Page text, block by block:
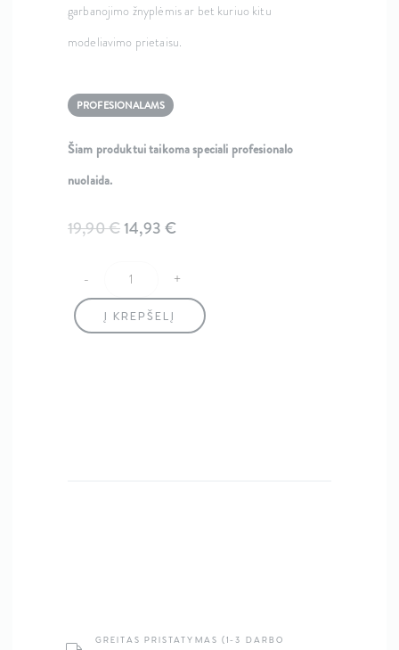
garbanojimo žnyplėmis ar bet kuriuo kitu
modeliavimo prietaisu.
PROFESIONALAMS
Šiam produktui taikoma speciali profesionalo
nuolaida.
19,90€Original
was:
14,93€
produkto kiekis: Me Heat Protection 200ML
- +
Į KREPŠELĮ
GREITAS PRISTATYMAS (1-3 DARBO